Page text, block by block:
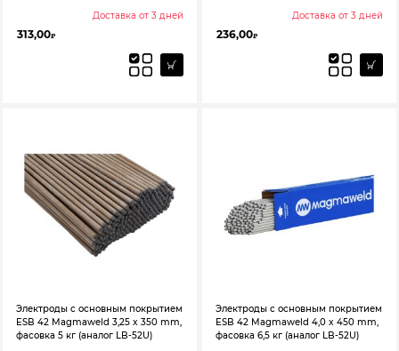
Доставка от 3 дней
313,00₽
Доставка от 3 дней
236,00₽
Электроды с основным покрытием
ESB 42 Magmaweld 3,25 x 350 mm,
фасовка 5 кг (аналог LB-52U)
Электроды с основным покрытием
ESB 42 Magmaweld 4,0 x 450 mm,
фасовка 6,5 кг (аналог LB-52U)